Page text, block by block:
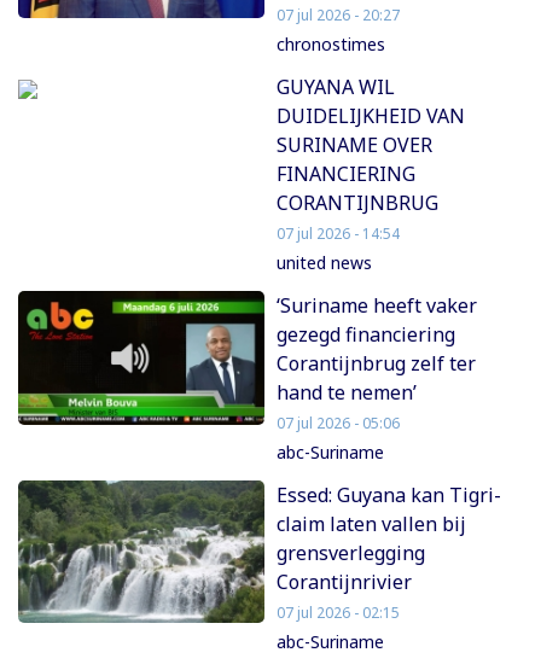
07 jul 2026 - 20:27
chronostimes
GUYANA WIL
DUIDELIJKHEID VAN
SURINAME OVER
FINANCIERING
CORANTIJNBRUG
07 jul 2026 - 14:54
united news
‘Suriname heeft vaker
gezegd financiering
Corantijnbrug zelf ter
hand te nemen’
07 jul 2026 - 05:06
abc-Suriname
Essed: Guyana kan Tigri-
claim laten vallen bij
grensverlegging
Corantijnrivier
07 jul 2026 - 02:15
abc-Suriname